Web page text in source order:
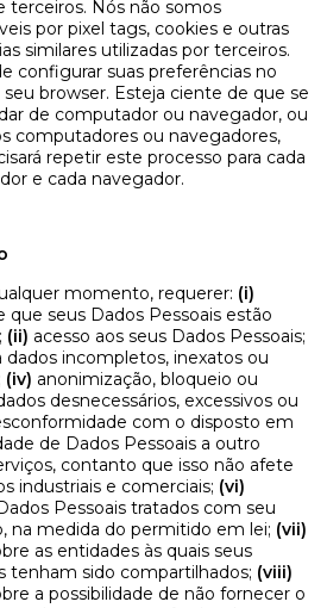
terceiros. Nós não somos
por pixel tags, cookies e outras
similares utilizadas por terceiros.
configurar suas preferências no
browser. Esteja ciente de que se
de computador ou navegador, ou
computadores ou navegadores,
repetir este processo para cada
e cada navegador.
momento, requerer: (i)
que seus Dados Pessoais estão
(ii) acesso aos seus Dados Pessoais;
dados incompletos, inexatos ou
(iv) anonimização, bloqueio ou
desnecessários, excessivos ou
com o disposto em
de Dados Pessoais a outro
contanto que isso não afete
industriais e comerciais; (vi)
Pessoais tratados com seu
na medida do permitido em lei; (vii)
as entidades às quais seus
tenham sido compartilhados; (viii)
a possibilidade de não fornecer o